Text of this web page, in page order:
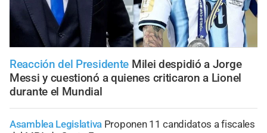
Reacción del Presidente Milei despidió a Jorge
Messi y cuestionó a quienes criticaron a Lionel
durante el Mundial
Asamblea Legislativa Proponen 11 candidatos a fiscales